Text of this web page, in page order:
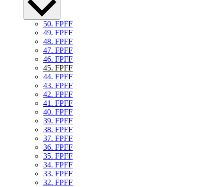
50. FPFF
49. FPFF
48. FPFF
47. FPFF
46. FPFF
45. FPFF
44. FPFF
43. FPFF
42. FPFF
41. FPFF
40. FPFF
39. FPFF
38. FPFF
37. FPFF
36. FPFF
35. FPFF
34. FPFF
33. FPFF
32. FPFF